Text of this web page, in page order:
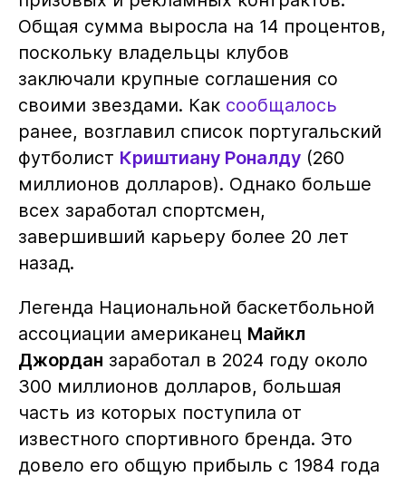
Общая сумма выросла на 14 процентов,
поскольку владельцы клубов
заключали крупные соглашения со
своими звездами. Как сообщалось
ранее, возглавил список португальский
футболист Криштиану Роналду(260
миллионов долларов). Однако больше
всех заработал спортсмен,
завершивший карьеру более 20 лет
назад.
Легенда Национальной баскетбольной
ассоциации американец Майкл
Джордан заработал в 2024 году около
300 миллионов долларов, большая
часть из которых поступила от
известного спортивного бренда. Это
довело его общую прибыль с 1984 года